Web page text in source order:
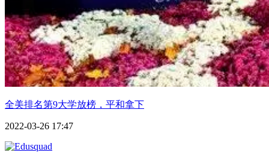
全美排名第9大学放榜，平和拿下
2022-03-26 17:47